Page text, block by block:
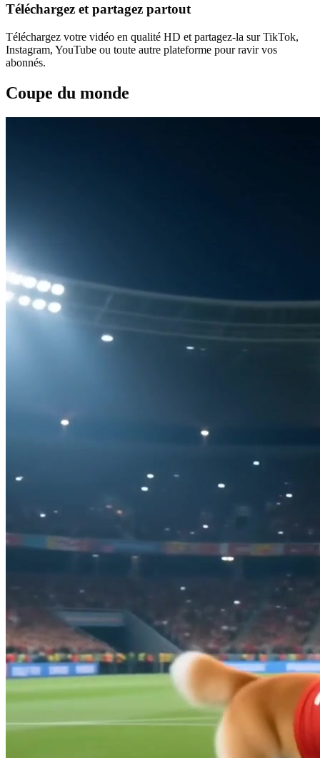
Téléchargez et partagez partout
Téléchargez votre vidéo en qualité HD et partagez-la sur TikTok,
Instagram, YouTube ou toute autre plateforme pour ravir vos
abonnés.
Coupe du monde